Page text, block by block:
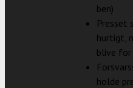
ben)
Presset
hurtigt,
blive for
holde